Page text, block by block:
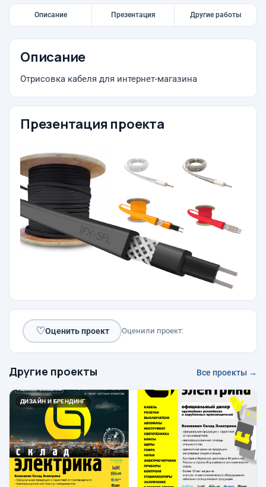
Описание Презентация Другие работы
Описание
Отрисовка кабеля для интернет-магазина
Презентация проекта
♡Оценить проект Оценили проект:
Другие проекты Все проекты →
ДИЗАЙН И БРЕНДИНГ